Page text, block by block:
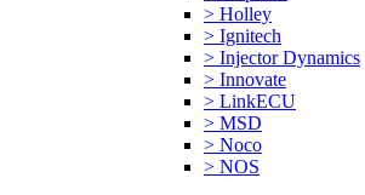
> Holley
> Ignitech
> Injector Dynamics
> Innovate
> LinkECU
> MSD
> Noco
> NOS